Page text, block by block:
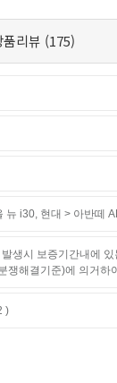
품리뷰 (175)
뉴 i30, 현대 > 아반떼
생시 보증기간내에
쟁해결기준)에 의거하
)